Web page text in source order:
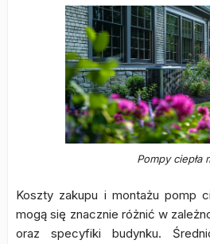
Pompy ciepła
Koszty zakupu i montażu pomp
mogą się znacznie różnić w
oraz specyfiki budynku.